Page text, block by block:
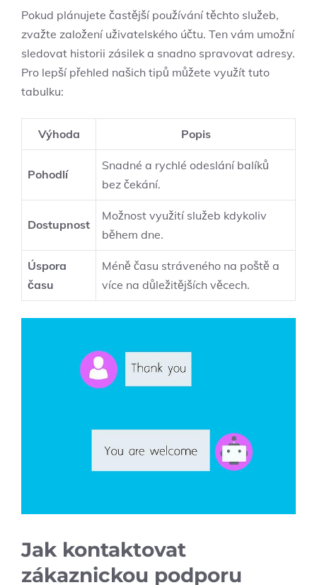
Pokud plánujete častější používání těchto služeb,
zvažte založení uživatelského účtu. Ten vám umožní
sledovat historii zásilek a snadno spravovat adresy.
Pro lepší přehled našich tipů můžete využít tuto
tabulku:
Výhoda Popis
Pohodlí
Snadné a rychlé odeslání balíků
bez čekání.
Dostupnost
Možnost využití služeb kdykoliv
během dne.
Úspora
času
Méně času stráveného na poště a
více na důležitějších věcech.
Jak kontaktovat
zákaznickou podporu